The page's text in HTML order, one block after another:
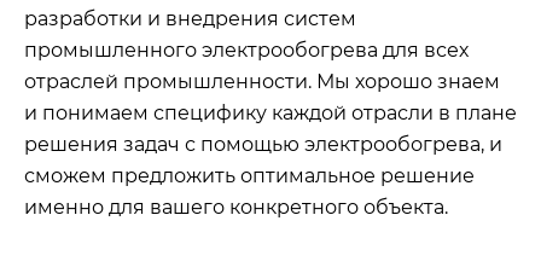
разработки и внедрения систем
промышленного электрообогрева для всех
отраслей промышленности. Мы хорошо знаем
и понимаем специфику каждой отрасли в плане
решения задач с помощью электрообогрева, и
сможем предложить оптимальное решение
именно для вашего конкретного объекта.